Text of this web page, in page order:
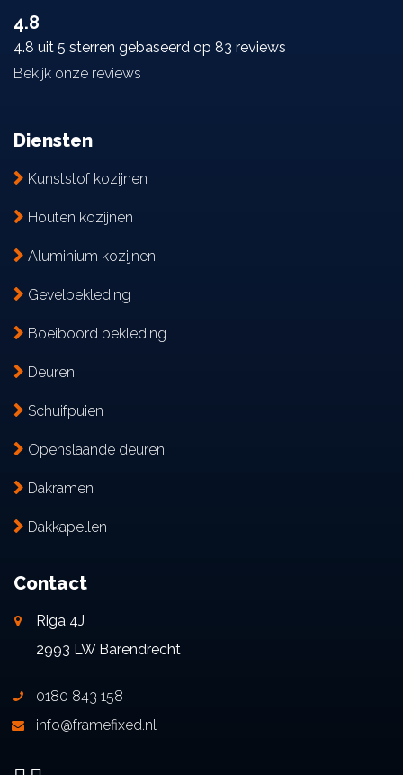
4.8
4.8 uit 5 sterren gebaseerd op 83 reviews
Bekijk onze reviews
Diensten
Kunststof kozijnen
Houten kozijnen
Aluminium kozijnen
Gevelbekleding
Boeiboord bekleding
Deuren
Schuifpuien
Openslaande deuren
Dakramen
Dakkapellen
Contact
Riga 4J
2993 LW Barendrecht
0180 843 158
info@framefixed.nl